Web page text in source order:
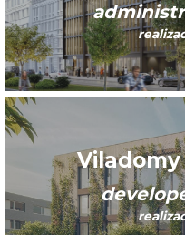
Viladomy